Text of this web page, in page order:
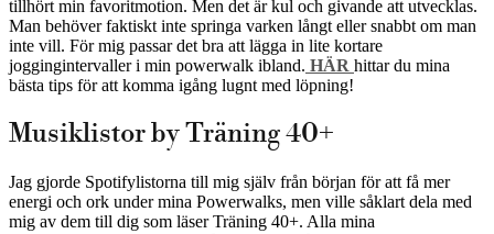
tillhört min favoritmotion. Men det är kul och givande att utvecklas.
Man behöver faktiskt inte springa varken långt eller snabbt om man
inte vill. För mig passar det bra att lägga in lite kortare
joggingintervaller i min powerwalk ibland. HÄR hittar du mina
bästa tips för att komma igång lugnt med löpning!
Musiklistor by Träning 40+
Jag gjorde Spotifylistorna till mig själv från början för att få mer
energi och ork under mina Powerwalks, men ville såklart dela med
mig av dem till dig som läser Träning 40+. Alla mina